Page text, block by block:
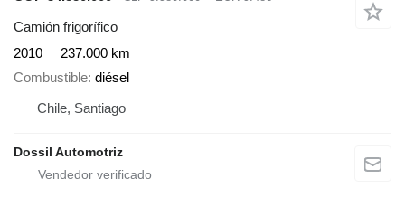
Camión frigorífico
2010
237.000 km
Combustible diésel
Chile, Santiago
Dossil Automotriz